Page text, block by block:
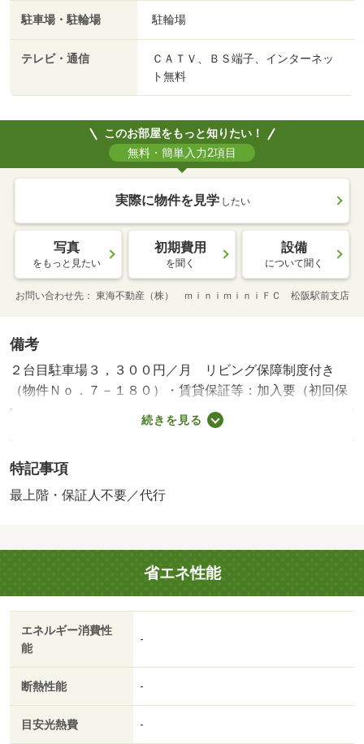
駐車場・駐輪場 駐輪場
テレビ・通信
ＣＡＴＶ、ＢＳ端子、インターネッ
ト無料
このお部屋をもっと知りたい！
無料・簡単入力2項目
実際に物件を見学 したい
写真
をもっと見たい
初期費用
を聞く
設備
について聞く
お問い合わせ先 東海不動産（株） ｍｉｎｉｍｉｎｉＦＣ 松阪駅前支店
備考
２台目駐車場３，３００円／月 リビング保障制度付き
（物件Ｎｏ．７－１８０）・賃貸保証等：加入要（初回保
証料３５，０００円、月額保証料賃料等総額の１％＋８０
０円／月（その他商品あり））・維持費等：町費２５０円
３ＤＫです。インターネットが無料でご利用いただけま
す。・バイク置場：なし・駐輪場：有/クリーニング
続きを見る
特記事項
最上階・保証人不要／代行
省エネ性能
エネルギー消費性
能
-
断熱性能 -
目安光熱費 -